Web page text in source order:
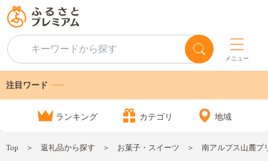
メニュー
注目ワード
ランキング カテゴリ 地域
Top 返礼品から探す お菓子・スイーツ 南アルプス山麓プ